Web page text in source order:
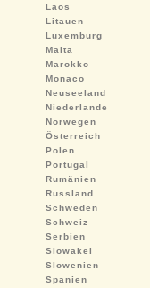
Laos
Litauen
Luxemburg
Malta
Marokko
Monaco
Neuseeland
Niederlande
Norwegen
Österreich
Polen
Portugal
Rumänien
Russland
Schweden
Schweiz
Serbien
Slowakei
Slowenien
Spanien